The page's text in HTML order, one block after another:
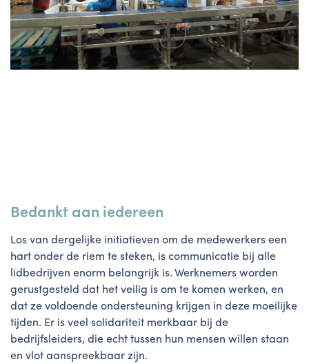
Bedankt aan iedereen
Los van dergelijke initiatieven om de medewerkers een
hart onder de riem te steken, is communicatie bij alle
lidbedrijven enorm belangrijk is. Werknemers worden
gerustgesteld dat het veilig is om te komen werken, en
dat ze voldoende ondersteuning krijgen in deze moeilijke
tijden. Er is veel solidariteit merkbaar bij de
bedrijfsleiders, die echt tussen hun mensen willen staan
en vlot aanspreekbaar zijn.